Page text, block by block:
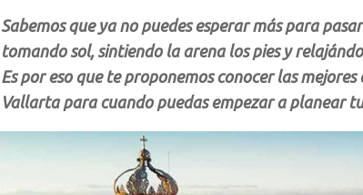
Sabemos que ya no puedes esperar más para
tomando sol, sintiendo la arena los pies y
Es por eso que te proponemos conocer las
Vallarta para cuando puedas empezar a planear